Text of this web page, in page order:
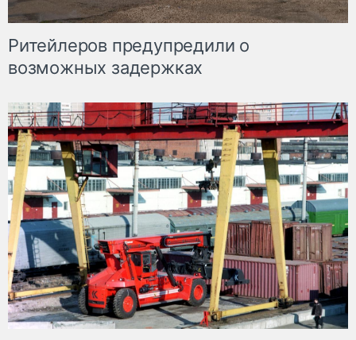
Ритейлеров предупредили о
возможных задержках